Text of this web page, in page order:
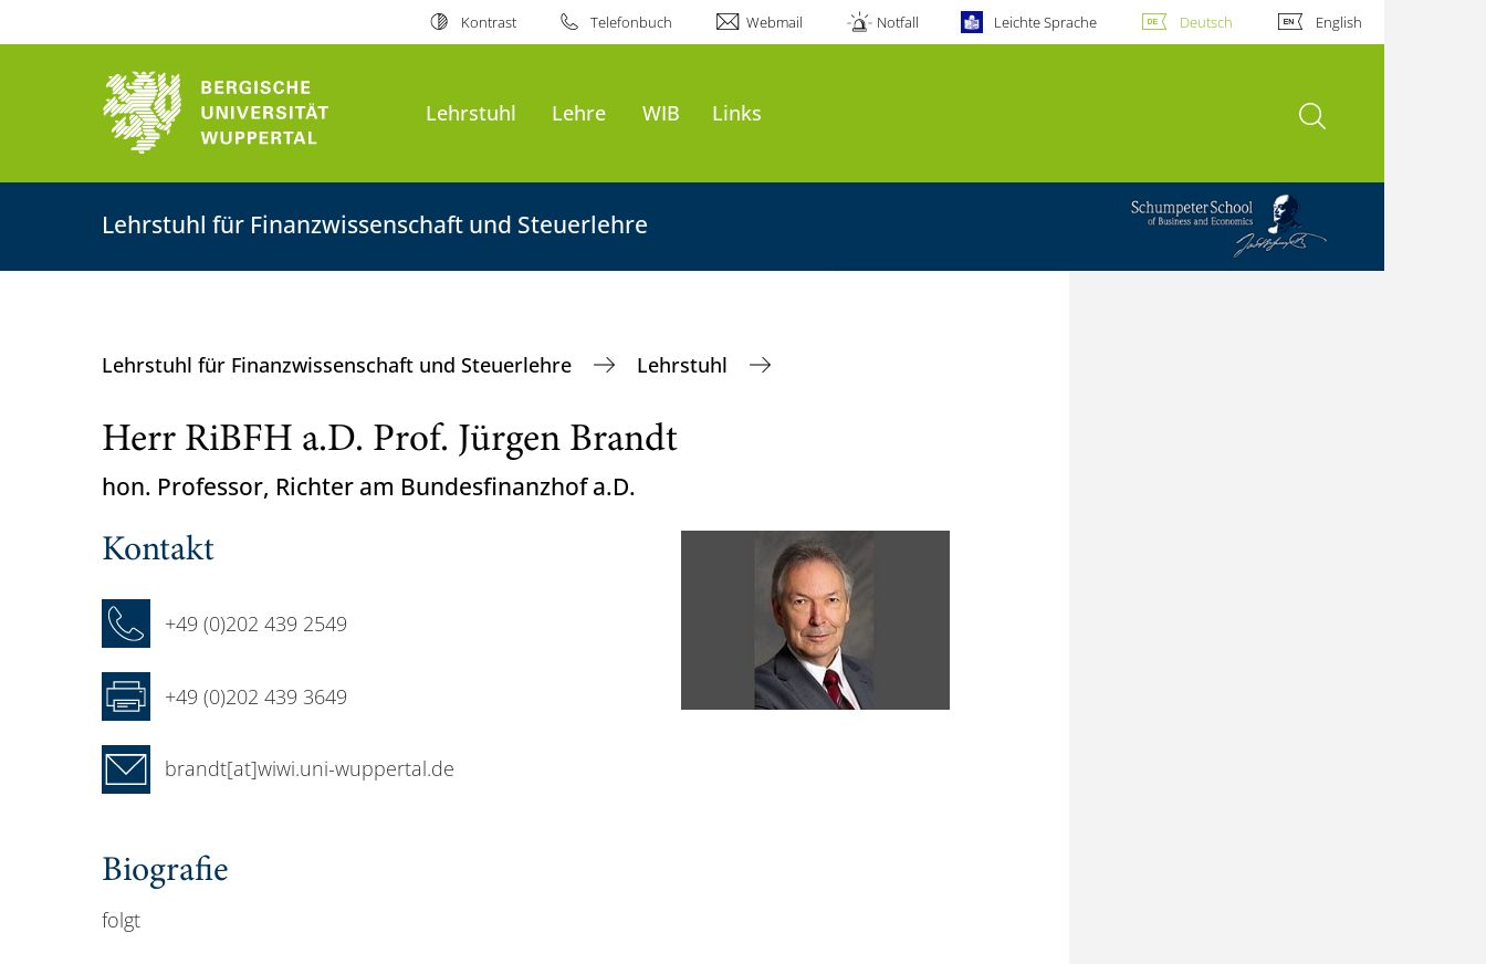
Kontrast Telefonbuch Webmail Notfall Leichte Sprache Deutsch English
Lehrstuhl Lehre WIB Links Suche öffnen
Lehrstuhl für Finanzwissenschaft und Steuerlehre
Lehrstuhl für Finanzwissenschaft und Steuerlehre Lehrstuhl
Herr RiBFH a.D. Prof. Jürgen Brandt
hon. Professor, Richter am Bundesfinanzhof a.D.
Kontakt
+49 (0)202 439 2549
+49 (0)202 439 3649
brandt[at]wiwi.uni-wuppertal.de
Biografie
folgt